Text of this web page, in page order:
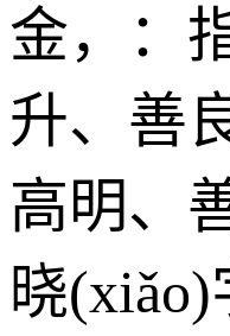
金，：
升、善
高明、
晓